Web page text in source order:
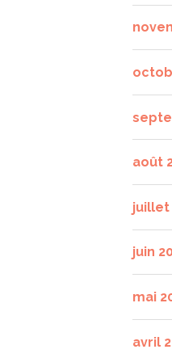
août
juillet
juin
mai
avril